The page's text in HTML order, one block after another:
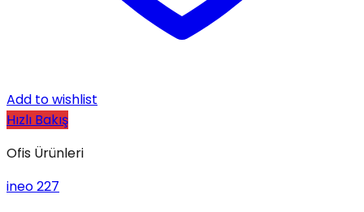
Add to wishlist
Hızlı Bakış
Ofis Ürünleri
ineo 227